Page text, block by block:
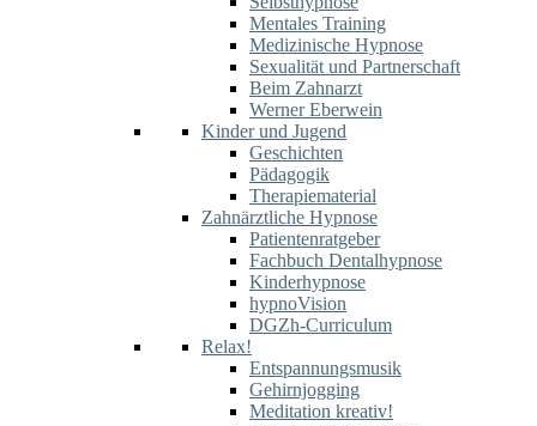
Mentales Training
Medizinische Hypnose
Sexualität und Partnerschaft
Beim Zahnarzt
Werner Eberwein
Kinder und Jugend
Geschichten
Pädagogik
Therapiematerial
Zahnärztliche Hypnose
Patientenratgeber
Fachbuch Dentalhypnose
Kinderhypnose
hypnoVision
DGZh-Curriculum
Relax!
Entspannungsmusik
Gehirnjogging
Meditation kreativ!